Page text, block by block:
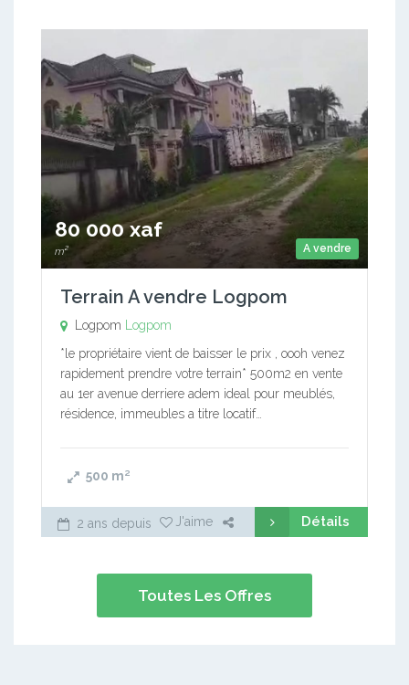
A vendre
80 000 xaf
m²
Terrain A vendre Logpom
Logpom
Logpom
*le propriétaire vient de baisser le prix , oooh venez
rapidement prendre votre terrain* 500m2 en vente
au 1er avenue derriere adem ideal pour meublés,
résidence, immeubles a titre locatif…
500 m²
2 ans depuis J'aime Détails
Toutes Les Offres